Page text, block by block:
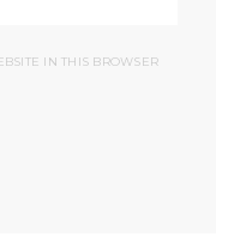
IN THIS BROWSER